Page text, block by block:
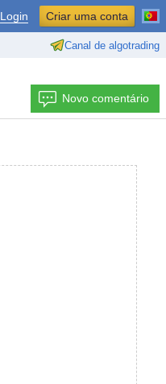
Canal de algotrading
Login Criar uma conta
Novo comentário